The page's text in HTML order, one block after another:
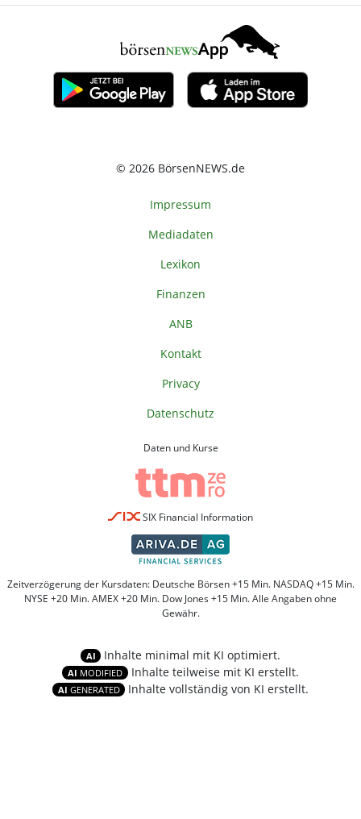
© 2026 BörsenNEWS.de
Impressum
Mediadaten
Lexikon
Finanzen
ANB
Kontakt
Privacy
Datenschutz
Daten und Kurse
SIX Financial Information
Zeitverzögerung der Kursdaten: Deutsche Börsen +15 Min. NASDAQ +15 Min.
NYSE +20 Min. AMEX +20 Min. Dow Jones +15 Min. Alle Angaben ohne
Gewähr.
AI Inhalte minimal mit KI optimiert.
AI MODIFIED Inhalte teilweise mit KI erstellt.
AI GENERATED Inhalte vollständig von KI erstellt.